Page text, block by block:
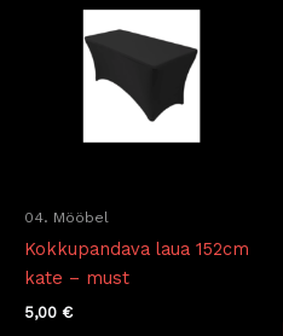
04. Mööbel
Kokkupandava laua 152cm
kate – must
5,00 €